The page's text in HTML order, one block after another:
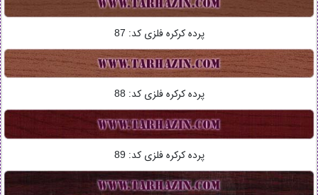
پرده کرکره فلزی کد:
پرده کرکره فلزی کد:
پرده کرکره فلزی کد: 89